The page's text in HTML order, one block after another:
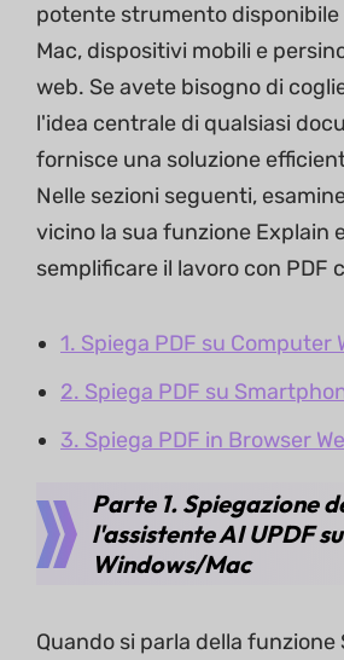
potente strumento disponibile
Mac, dispositivi mobili e
web. Se avete bisogno di
l'idea centrale di qualsiasi
fornisce una soluzione
Nelle sezioni seguenti,
vicino la sua funzione Explain
semplificare il lavoro con PDF
1. Spiega PDF su Computer
2. Spiega PDF su
3. Spiega PDF in Browser
Parte 1. Spiegazione
l'assistente AI UPDF
Windows/Mac
Quando si parla della funzione